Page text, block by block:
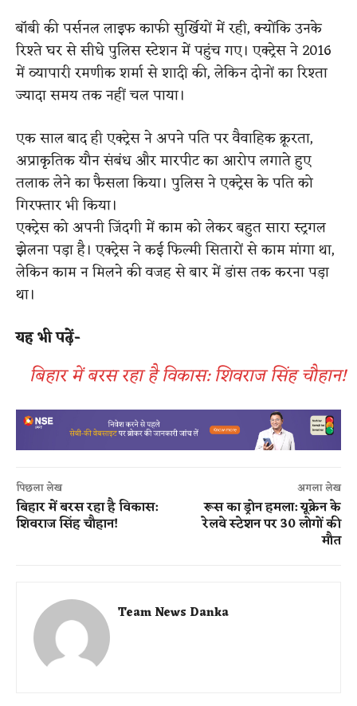
बॉबी की पर्सनल लाइफ काफी सुर्खियों में रही, क्योंकि उनके
रिश्ते घर से सीधे पुलिस स्टेशन में पहुंच गए। एक्ट्रेस ने 2016
में व्यापारी रमणीक शर्मा से शादी की, लेकिन दोनों का रिश्ता
ज्यादा समय तक नहीं चल पाया।
एक साल बाद ही एक्ट्रेस ने अपने पति पर वैवाहिक क्रूरता,
अप्राकृतिक यौन संबंध और मारपीट का आरोप लगाते हुए
तलाक लेने का फैसला किया। पुलिस ने एक्ट्रेस के पति को
गिरफ्तार भी किया।
एक्ट्रेस को अपनी जिंदगी में काम को लेकर बहुत सारा स्ट्रगल
झेलना पड़ा है। एक्ट्रेस ने कई फिल्मी सितारों से काम मांगा था,
लेकिन काम न मिलने की वजह से बार में डांस तक करना पड़ा
था।
यह भी पढ़ें-
बिहार में बरस रहा है विकास: शिवराज सिंह चौहान!
पिछला लेख
बिहार में बरस रहा है विकास:
शिवराज सिंह चौहान!
अगला लेख
रूस का ड्रोन हमला: यूक्रेन के
रेलवे स्टेशन पर 30 लोगों की
मौत
Team News Danka